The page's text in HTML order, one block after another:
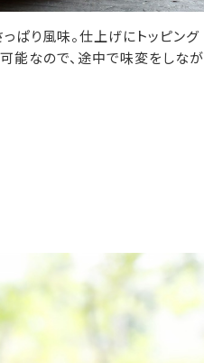
ぱり風味。仕上げにトッピング
能なので、途中で味変をしなが